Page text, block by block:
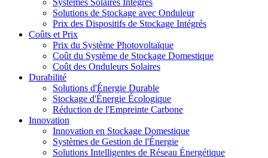
Systèmes Solaires Intégrés
Solutions de Stockage avec Onduleur
Prix des Dispositifs de Stockage Intégrés
Coûts et Prix
Prix du Système Photovoltaïque
Coût du Système de Stockage Domestique
Coût des Onduleurs Solaires
Durabilité
Solutions d'Énergie Durable
Stockage d'Énergie Écologique
Réduction de l'Empreinte Carbone
Innovation
Innovation en Stockage Domestique
Systèmes de Gestion de l'Énergie
Solutions Intelligentes de Réseau Énergétique